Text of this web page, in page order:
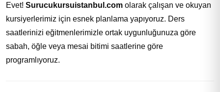
Evet! Surucukursuistanbul.com olarak çalışan ve okuyan
kursiyerlerimiz için esnek planlama yapıyoruz. Ders
saatlerinizi eğitmenlerimizle ortak uygunluğunuza göre
sabah, öğle veya mesai bitimi saatlerine göre
programlıyoruz.